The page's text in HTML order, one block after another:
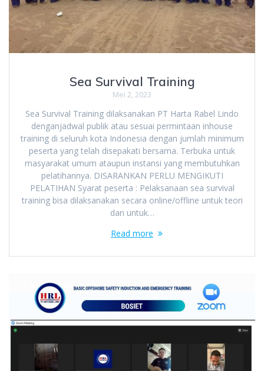
Sea Survival Training
Mei 2, 2023
Sea Survival Training dilaksanakan PT Harta Rabel Lindo
denganjadwal publik atau sesuai permintaan inhouse
training di seluruh kota Indonesia dengan jumlah minimum
peserta yang telah disepakati bersama. Terbuka untuk
masyarakat umum ataupun instansi yang membutuhkan
pelatihannya. DISARANKAN PERLU MENGIKUTI
PELATIHAN Syarat peserta : Pelaksanaan sea survival
training bisa dilaksanakan secara online/offline untuk teori
dan untuk…
Read more